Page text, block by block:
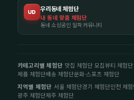
UD 우리동네 체험단
내 동네 맞춤 체험단
동네 소상공인 밀착 커뮤니티
카테고리별 체험단 맛집 체험단 모집뷰티 체험
제품 체험단배송 체험단문화·스포츠 체험단
지역별 체험단 서울 체험단경기 체험단인천 체
광주 체험단제주 체험단